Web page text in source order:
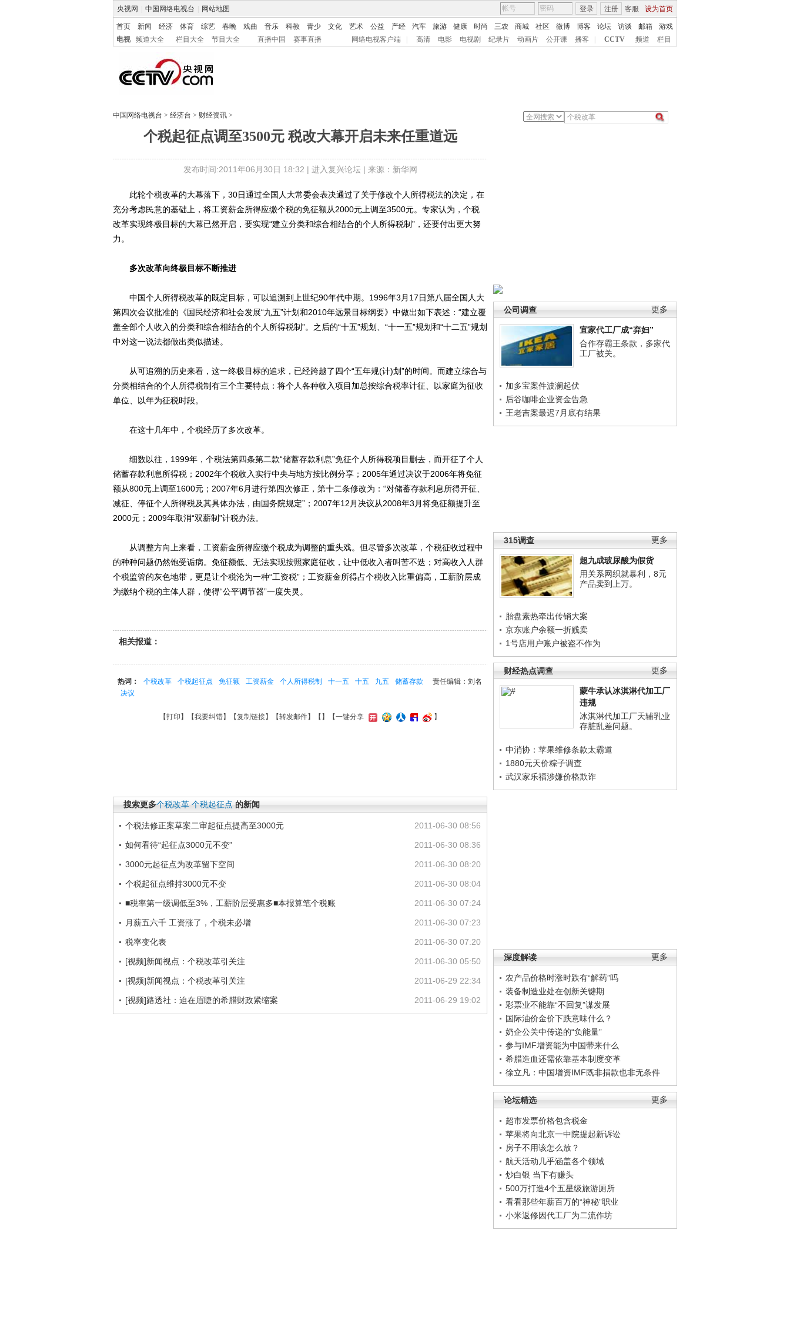
央视网 中国网络电视台 网站地图 客服 设为首页
登录 注册
首页 新闻 经济 体育 综艺 春晚 戏曲 音乐 科教 青少 文化 艺术 公益 产经 汽车 旅游 健康 时尚 三农 商城 社区 微博 博客 论坛 访谈 邮箱
游戏
电视
频道大全 栏目大全 节目大全 直播中国 赛事直播 网络电视客户端 高清 电影 电视剧 纪录片 动画片 公开课 播客 CCTV 频道 栏目
中国网络电视台 > 经济台 > 财经资讯 >
个税起征点调至3500元 税改大幕开启未来任重道远
发布时间:2011年06月30日 18:32 | 进入复兴论坛| 来源：新华网
更多
公司调查
宜家代工厂成“弃妇”
合作存霸王条款，多家代
工厂被关。
加多宝案件波澜起伏
后谷咖啡企业资金告急
王老吉案最迟7月底有结果
更多
315调查
超九成玻尿酸为假货
用关系网织就暴利，8元
产品卖到上万。
胎盘素热牵出传销大案
京东账户余额一折贱卖
1号店用户账户被盗不作为
更多
财经热点调查
蒙牛承认冰淇淋代加工厂
违规
冰淇淋代加工厂天辅乳业
存脏乱差问题。
中消协：苹果维修条款太霸道
1880元天价粽子调查
武汉家乐福涉嫌价格欺诈
更多
深度解读
农产品价格时涨时跌有“解药”吗
装备制造业处在创新关键期
彩票业不能靠“不回复”谋发展
国际油价金价下跌意味什么？
奶企公关中传递的“负能量”
参与IMF增资能为中国带来什么
希腊造血还需依靠基本制度变革
徐立凡：中国增资IMF既非捐款也非无条件
更多
论坛精选
超市发票价格包含税金
苹果将向北京一中院提起新诉讼
房子不用该怎么放？
航天活动几乎涵盖各个领域
炒白银 当下有赚头
500万打造4个五星级旅游厕所
看看那些年薪百万的“神秘”职业
小米返修因代工厂为二流作坊
此轮个税改革的大幕落下，30日通过全国人大常委会表决通过了关于修改个人所得税法的决定，在
充分考虑民意的基础上，将工资薪金所得应缴个税的免征额从2000元上调至3500元。专家认为，个税
改革实现终极目标的大幕已然开启，要实现“建立分类和综合相结合的个人所得税制”，还要付出更大努
力。
多次改革向终极目标不断推进
中国个人所得税改革的既定目标，可以追溯到上世纪90年代中期。1996年3月17日第八届全国人大
第四次会议批准的《国民经济和社会发展“九五”计划和2010年远景目标纲要》中做出如下表述：“建立覆
盖全部个人收入的分类和综合相结合的个人所得税制”。之后的“十五”规划、“十一五”规划和“十二五”规划
中对这一说法都做出类似描述。
从可追溯的历史来看，这一终极目标的追求，已经跨越了四个“五年规(计)划”的时间。而建立综合与
分类相结合的个人所得税制有三个主要特点：将个人各种收入项目加总按综合税率计征、以家庭为征收
单位、以年为征税时段。
在这十几年中，个税经历了多次改革。
细数以往，1999年，个税法第四条第二款“储蓄存款利息”免征个人所得税项目删去，而开征了个人
储蓄存款利息所得税；2002年个税收入实行中央与地方按比例分享；2005年通过决议于2006年将免征
额从800元上调至1600元；2007年6月进行第四次修正，第十二条修改为：“对储蓄存款利息所得开征、
减征、停征个人所得税及其具体办法，由国务院规定”；2007年12月决议从2008年3月将免征额提升至
2000元；2009年取消“双薪制”计税办法。
从调整方向上来看，工资薪金所得应缴个税成为调整的重头戏。但尽管多次改革，个税征收过程中
的种种问题仍然饱受诟病。免征额低、无法实现按照家庭征收，让中低收入者叫苦不迭；对高收入人群
个税监管的灰色地带，更是让个税沦为一种“工资税”；工资薪金所得占个税收入比重偏高，工薪阶层成
为缴纳个税的主体人群，使得“公平调节器”一度失灵。
相关报道：
责任编辑：刘名
热词： 个税改革 个税起征点 免征额 工资薪金 个人所得税制 十一五 十五 九五
储蓄存款
决议
【打印 】【我要纠错】【复制链接】【转发邮件】【 】 【一键分享 】
搜索更多个税改革 个税起征点 的新闻
2011-06-30 08:56
个税法修正案草案二审起征点提高至3000元
2011-06-30 08:36
如何看待“起征点3000元不变”
2011-06-30 08:20
3000元起征点为改革留下空间
2011-06-30 08:04
个税起征点维持3000元不变
2011-06-30 07:24
■税率第一级调低至3%，工薪阶层受惠多■本报算笔个税账
2011-06-30 07:23
月薪五六千 工资涨了，个税未必增
2011-06-30 07:20
税率变化表
2011-06-30 05:50
[视频]新闻视点：个税改革引关注
2011-06-29 22:34
[视频]新闻视点：个税改革引关注
2011-06-29 19:02
[视频]路透社：迫在眉睫的希腊财政紧缩案